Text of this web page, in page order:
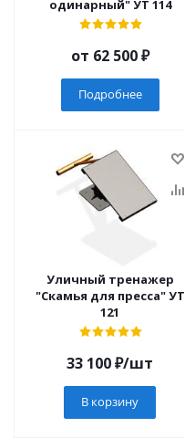
одинарный" УТ 114
от 62 500 ₽
Подробнее
Уличный тренажер
"Скамья для пресса" УТ
121
33 100₽/шт
В корзину